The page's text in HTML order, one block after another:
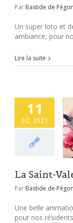
Par Bastide de
Un super loto et
ambiance, pour
Lire la suite
11
02, 2021
La Saint-
Par Bastide de
Une belle
pour nos